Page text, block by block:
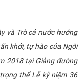
và Trò cả nước hướng
khởi, tự hào của Ngôi
2018 tại Giảng đường
thể Lễ kỷ niệm 36